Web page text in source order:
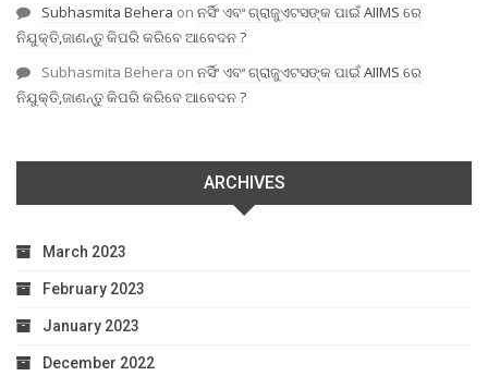
Subhasmita Behera on ନର୍ସିଂ ଏବଂ ଗ୍ରାଜୁଏଟସଙ୍କ ପାଇଁ AIIMS ରେ
ନିଯୁକ୍ତି,ଜାଣନ୍ତୁ କିପରି କରିବେ ଆବେଦନ ?
Subhasmita Behera on ନର୍ସିଂ ଏବଂ ଗ୍ରାଜୁଏଟସଙ୍କ ପାଇଁ AIIMS ରେ
ନିଯୁକ୍ତି,ଜାଣନ୍ତୁ କିପରି କରିବେ ଆବେଦନ ?
ARCHIVES
March 2023
February 2023
January 2023
December 2022